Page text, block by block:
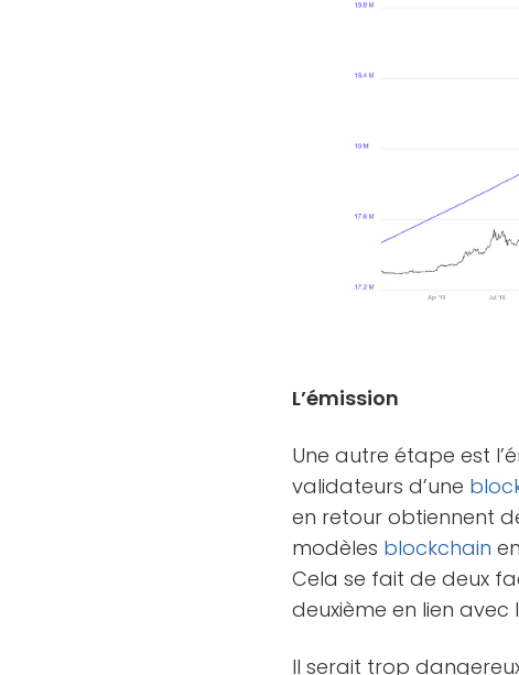
L’émission
Une autre étape est
validateurs d’une
en retour obtiennent
modèles blockchain
Cela se fait de deux
deuxième en lien
Il serait trop